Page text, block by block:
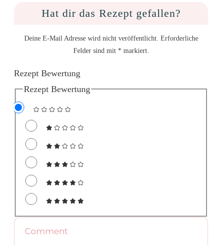
Hat dir das Rezept gefallen?
Deine E-Mail Adresse wird nicht veröffentlicht. Erforderliche
Felder sind mit * markiert.
Rezept Bewertung
Rezept Bewertung